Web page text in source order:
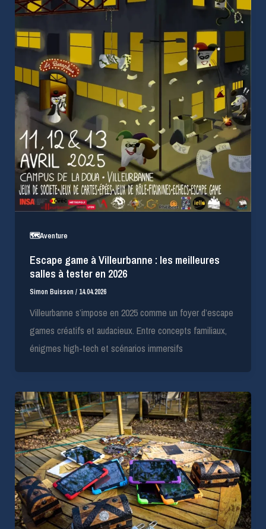
🗺️Aventure
Escape game à Villeurbanne : les meilleures
salles à tester en 2026
Simon Buisson / 14.04.2026
Villeurbanne s’impose en 2025 comme un foyer d’escape
games créatifs et audacieux. Entre concepts familiaux,
énigmes high-tech et scénarios immersifs